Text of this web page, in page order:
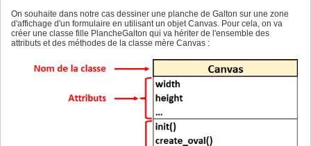
On souhaite dans notre cas dessiner une planche de Galton sur une zone
d'affichage d'un formulaire en utilisant un objet Canvas. Pour cela, on va
créer une classe fille PlancheGalton qui va hériter de l'ensemble des
attributs et des méthodes de la classe mère Canvas :